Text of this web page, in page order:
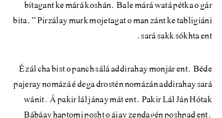
bitagant ke márá koshán. Bale márá watá pétka o gár
bita.” Pirzálay murk mojetagat o man zánt ke tabligiáni
sará sakk sókhta ent.
É zál cha bist o panch sálá addirahay monjár ent. Béde
pajeray nomázá é dega drostén nomázán addirahay sará
wánit. Á pakir lál jánay mát ent. Pakir Lál Ján Hótak
Bábáay haptomi posht o áiay zendagén poshpad ent.